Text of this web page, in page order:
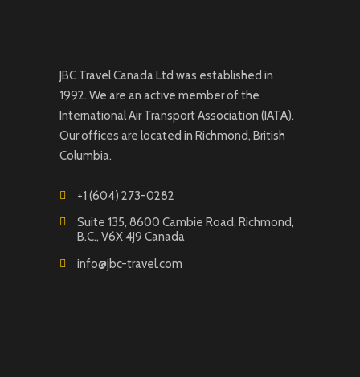
JBC Travel Canada Ltd was established in
1992. We are an active member of the
International Air Transport Association (IATA).
Our offices are located in Richmond, British
Columbia.
+1 (604) 273-0282
Suite 135, 8600 Cambie Road, Richmond,
B.C., V6X 4J9 Canada
info@jbc-travel.com